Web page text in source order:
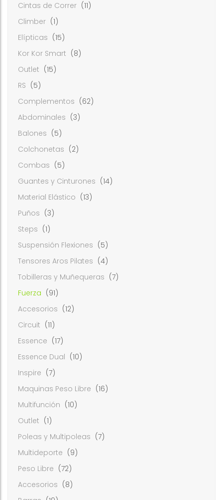
Cintas de Correr (11)
Climber (1)
Elípticas (15)
Kor Kor Smart (8)
Outlet (15)
RS (5)
Complementos (62)
Abdominales (3)
Balones (5)
Colchonetas (2)
Combas (5)
Guantes y Cinturones (14)
Material Elástico (13)
Puños (3)
Steps (1)
Suspensión Flexiones (5)
Tensores Aros Pilates (4)
Tobilleras y Muñequeras (7)
Fuerza (91)
Accesorios (12)
Circuit (11)
Essence (17)
Essence Dual (10)
Inspire (7)
Maquinas Peso Libre (16)
Multifunción (10)
Outlet (1)
Poleas y Multipoleas (7)
Multideporte (9)
Peso Libre (72)
Accesorios (8)